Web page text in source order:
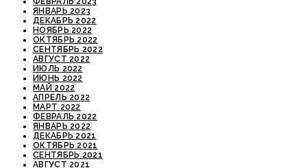
ЯНВАРЬ 2023
ДЕКАБРЬ 2022
НОЯБРЬ 2022
ОКТЯБРЬ 2022
СЕНТЯБРЬ 2022
АВГУСТ 2022
ИЮЛЬ 2022
ИЮНЬ 2022
МАЙ 2022
АПРЕЛЬ 2022
МАРТ 2022
ФЕВРАЛЬ 2022
ЯНВАРЬ 2022
ДЕКАБРЬ 2021
ОКТЯБРЬ 2021
СЕНТЯБРЬ 2021
АВГУСТ 2021